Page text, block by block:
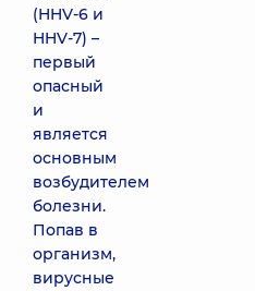
(HHV-6 и
HHV-7) –
первый
опасный
и
является
основным
возбудителем
болезни.
Попав в
организм,
вирусные